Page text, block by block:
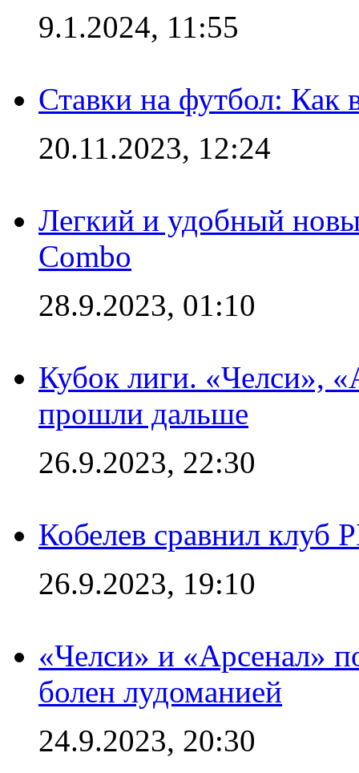
9.1.2024, 11:55
Ставки на футбол: Как
20.11.2023, 12:24
Легкий и удобный
Combo
28.9.2023, 01:10
Кубок лиги. «Челси»,
прошли дальше
26.9.2023, 22:30
Кобелев сравнил клуб
26.9.2023, 19:10
«Челси» и «Арсенал»
болен лудоманией
24.9.2023, 20:30